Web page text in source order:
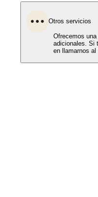
Otros servicios
Ofrecemos
adicionales. Si
en llamarnos al